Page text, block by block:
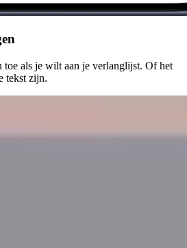
toe als je wilt aan je verlanglijst. Of het
tekst zijn.